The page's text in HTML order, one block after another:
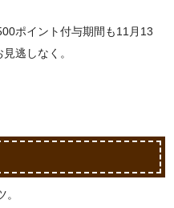
ポイント付与期間も11月13
逃しなく。